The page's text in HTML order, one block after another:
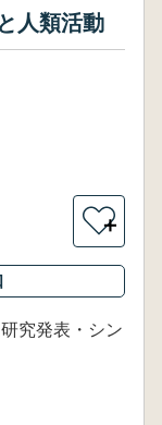
人類活動
＋
究発表・シン